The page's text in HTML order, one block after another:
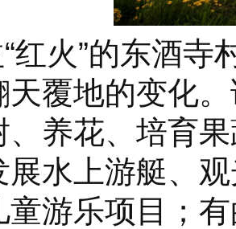
“红火”的东酒
天覆地的变化
、养花、培育
展水上游艇、
童游乐项目；